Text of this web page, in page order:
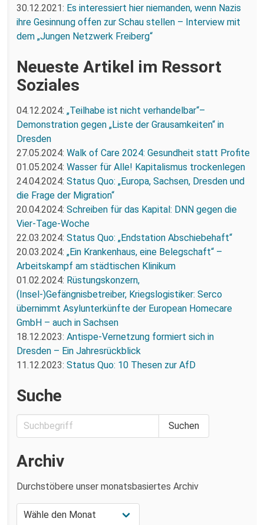
30.12.2021: Es interessiert hier niemanden, wenn Nazis
ihre Gesinnung offen zur Schau stellen – Interview mit
dem „Jungen Netzwerk Freiberg“
Neueste Artikel im Ressort
Soziales
04.12.2024: „Teilhabe ist nicht verhandelbar“–
Demonstration gegen „Liste der Grausamkeiten“ in
Dresden
27.05.2024: Walk of Care 2024: Gesundheit statt Profite
01.05.2024: Wasser für Alle! Kapitalismus trockenlegen
24.04.2024: Status Quo: „Europa, Sachsen, Dresden und
die Frage der Migration“
20.04.2024: Schreiben für das Kapital: DNN gegen die
Vier-Tage-Woche
22.03.2024: Status Quo: „Endstation Abschiebehaft“
20.03.2024: „Ein Krankenhaus, eine Belegschaft“ –
Arbeitskampf am städtischen Klinikum
01.02.2024: Rüstungskonzern,
(Insel-)Gefängnisbetreiber, Kriegslogistiker: Serco
übernimmt Asylunterkünfte der European Homecare
GmbH – auch in Sachsen
18.12.2023: Antispe-Vernetzung formiert sich in
Dresden – Ein Jahresrückblick
11.12.2023: Status Quo: 10 Thesen zur AfD
Suche
Archiv
Durchstöbere unser monatsbasiertes Archiv